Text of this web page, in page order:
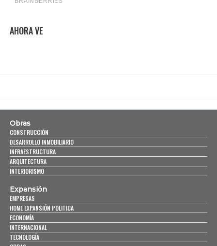
AHORA VE
Obras
CONSTRUCCIÓN
DESARROLLO INMOBILIARIO
INFRAESTRUCTURA
ARQUITECTURA
INTERIORISMO
Expansión
EMPRESAS
HOME EXPANSIÓN POLITICA
ECONOMÍA
INTERNACIONAL
TECNOLOGÍA